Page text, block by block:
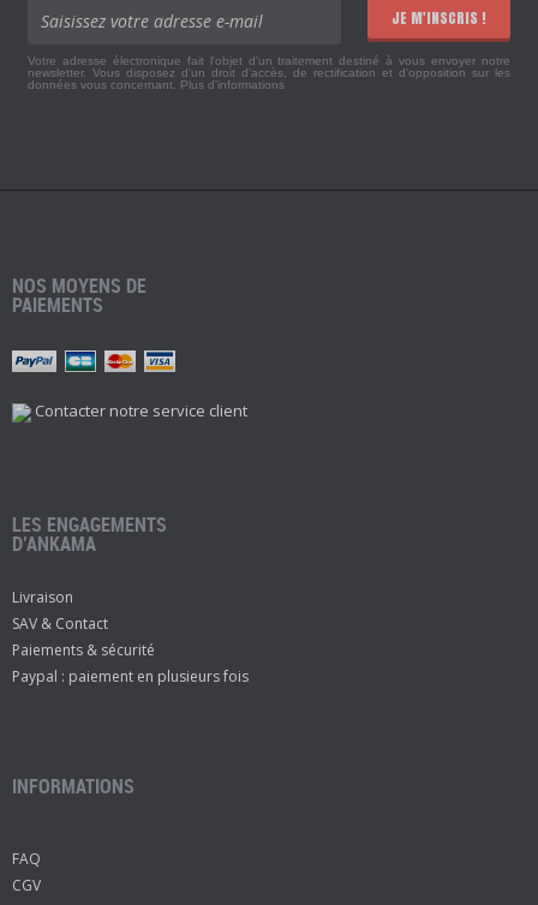
JE M'INSCRIS !
Votre adresse électronique fait l'objet d'un traitement destiné à vous envoyer notre
newsletter. Vous disposez d'un droit d'accès, de rectification et d'opposition sur les
données vous concernant. Plus d'informations
NOS MOYENS DE
PAIEMENTS
Contacter notre service client
LES ENGAGEMENTS
D’ANKAMA
Livraison
SAV & Contact
Paiements & sécurité
Paypal : paiement en plusieurs fois
INFORMATIONS
FAQ
CGV